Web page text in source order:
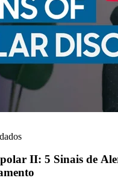
II: 5 Sinais de